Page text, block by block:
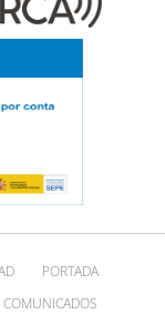
PORTADA
COMUNICADOS